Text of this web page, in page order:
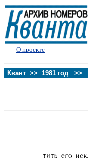
О проекте
Квант >> 1981 год >>